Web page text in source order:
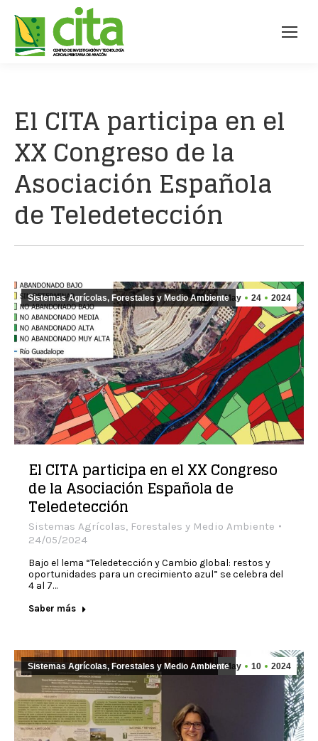
El CITA participa en el
XX Congreso de la
Asociación Española
de Teledetección
May 24 2024
Sistemas Agrícolas, Forestales y Medio Ambiente
El CITA participa en el XX Congreso
de la Asociación Española de
Teledetección
Sistemas Agrícolas, Forestales y Medio Ambiente
24/05/2024
Bajo el lema “Teledetección y Cambio global: restos y
oportunidades para un crecimiento azul” se celebra del
4 al 7…
Saber más
May 10 2024
Sistemas Agrícolas, Forestales y Medio Ambiente